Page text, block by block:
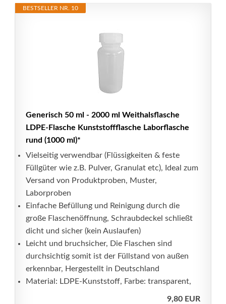
BESTSELLER NR. 10
Generisch 50 ml - 2000 ml Weithalsflasche
LDPE-Flasche Kunststoffflasche Laborflasche
rund (1000 ml)*
Vielseitig verwendbar (Flüssigkeiten & feste
Füllgüter wie z.B. Pulver, Granulat etc), Ideal zum
Versand von Produktproben, Muster,
Laborproben
Einfache Befüllung und Reinigung durch die
große Flaschenöffnung, Schraubdeckel schließt
dicht und sicher (kein Auslaufen)
Leicht und bruchsicher, Die Flaschen sind
durchsichtig somit ist der Füllstand von außen
erkennbar, Hergestellt in Deutschland
Material: LDPE-Kunststoff, Farbe: transparent,
9,80 EUR